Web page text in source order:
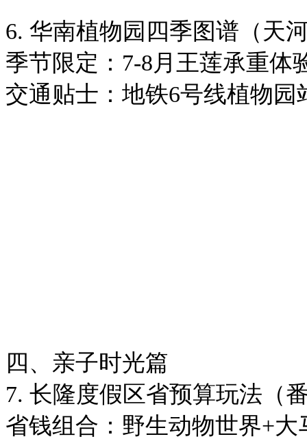
6. 华南植物园四季图谱（天
季节限定：7-8月王莲承重体
交通贴士：地铁6号线植物
四、亲子时光篇
7. 长隆度假区省预算玩法（
省钱组合：野生动物世界+大